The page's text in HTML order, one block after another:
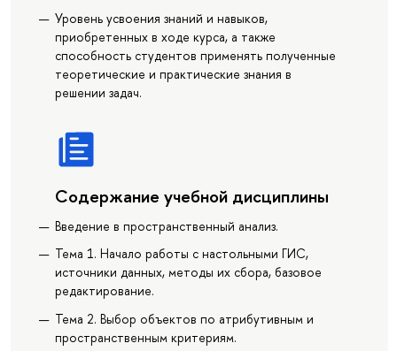
Уровень усвоения знаний и навыков,
приобретенных в ходе курса, а также
способность студентов применять полученные
теоретические и практические знания в
решении задач.
Содержание учебной дисциплины
Введение в пространственный анализ.
Тема 1. Начало работы с настольными ГИС,
источники данных, методы их сбора, базовое
редактирование.
Тема 2. Выбор объектов по атрибутивным и
пространственным критериям.